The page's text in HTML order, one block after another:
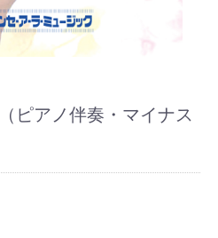
ピアノ伴奏・マイナス